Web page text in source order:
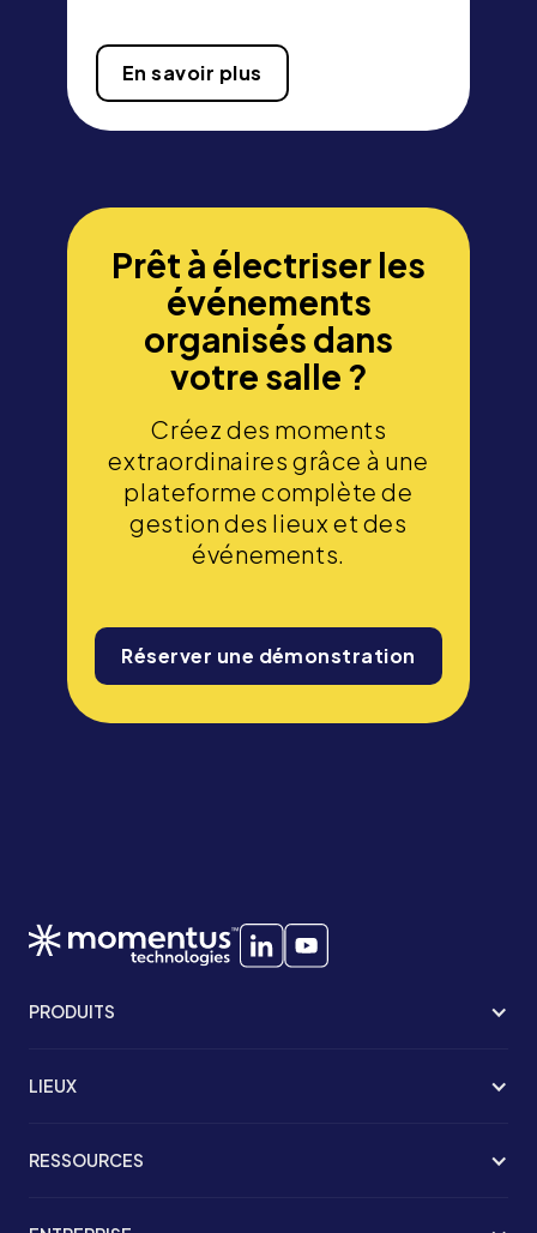
En savoir plus
Prêt à électriser les
événements
organisés dans
votre salle ?
Créez des moments
extraordinaires grâce à une
plateforme complète de
gestion des lieux et des
événements.
Réserver une démonstration
PRODUITS
LIEUX
RESSOURCES